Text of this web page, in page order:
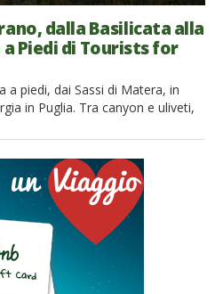
dalla Basilicata alla
Piedi di Tourists for
a piedi, dai Sassi di Matera, in
in Puglia. Tra canyon e uliveti,
continua I nostri amici
intrapreso un viaggio lento alla
e sostenibile. […]